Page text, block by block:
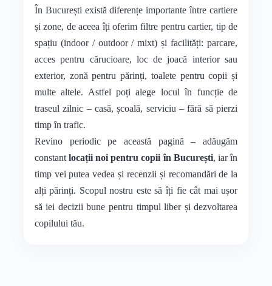
În București există diferențe importante între cartiere
și zone, de aceea îți oferim filtre pentru cartier, tip de
spațiu (indoor / outdoor / mixt) și facilități: parcare,
acces pentru cărucioare, loc de joacă interior sau
exterior, zonă pentru părinți, toalete pentru copii și
multe altele. Astfel poți alege locul în funcție de
traseul zilnic – casă, școală, serviciu – fără să pierzi
timp în trafic.
Revino periodic pe această pagină – adăugăm
constantlocații noi pentru copii în București, iar în
timp vei putea vedea și recenzii și recomandări de la
alți părinți. Scopul nostru este să îți fie cât mai ușor
să iei decizii bune pentru timpul liber și dezvoltarea
copilului tău.